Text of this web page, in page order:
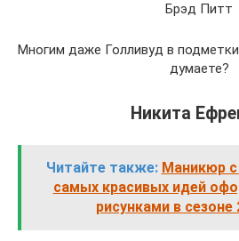
Брэд Питт
Многим даже Голливуд в
думаете?
Никита
Читайте также: Маникюр
самых красивых идей
рисунками в сезоне